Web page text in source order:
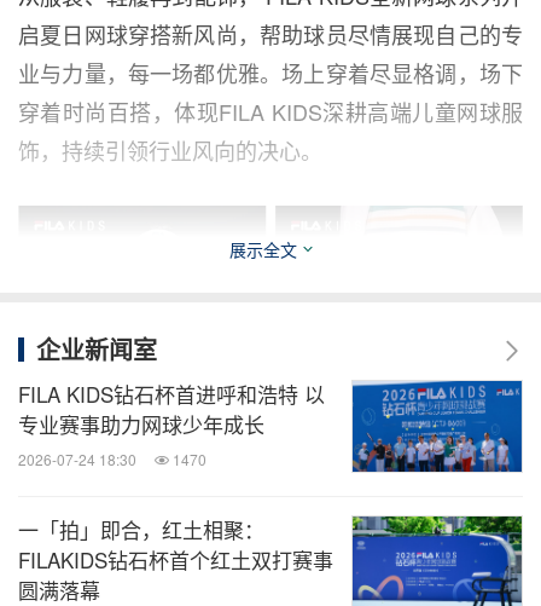
启夏日网球穿搭新风尚，帮助球员尽情展现自己的专
业与力量，每一场都优雅。场上穿着尽显格调，场下
穿着时尚百搭，体现FILA KIDS深耕高端儿童网球服
饰，持续引领行业风向的决心。
展示全文
企业新闻室
FILA KIDS钻石杯首进呼和浩特 以
专业赛事助力网球少年成长
2026-07-24 18:30 1470
一「拍」即合，红土相聚：
FILAKIDS钻石杯首个红土双打赛事
圆满落幕